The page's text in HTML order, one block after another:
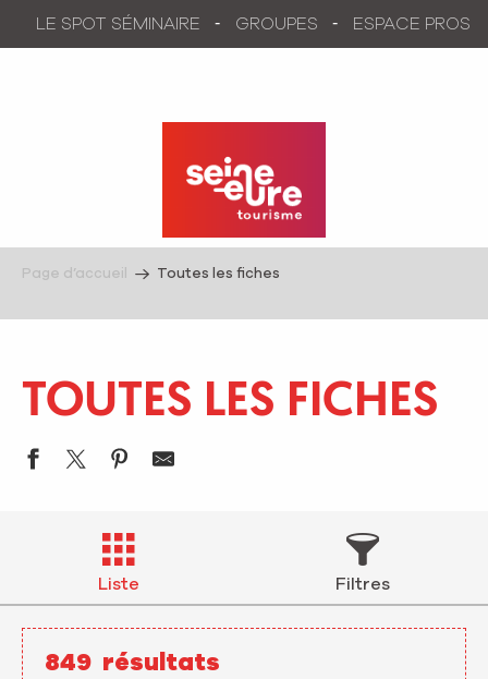
LE SPOT SÉMINAIRE GROUPES ESPACE PROS
Page d’accueil Toutes les fiches
TOUTES LES FICHES
Liste Filtres
849 résultats